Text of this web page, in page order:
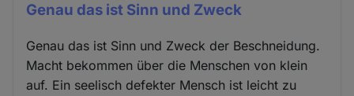
Genau das ist Sinn und Zweck
Genau das ist Sinn und Zweck der Beschneidung.
Macht bekommen über die Menschen von klein
auf. Ein seelisch defekter Mensch ist leicht zu